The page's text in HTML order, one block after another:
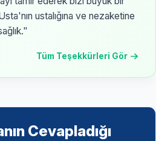
ustalığına ve nezaketine
Tüm Teşekkürleri Gör
Cevapladığı